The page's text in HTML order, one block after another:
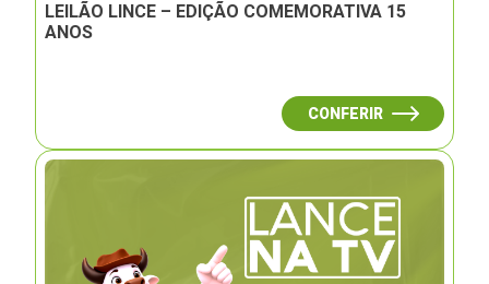
LEILÃO LINCE – EDIÇÃO COMEMORATIVA 15
ANOS
CONFERIR